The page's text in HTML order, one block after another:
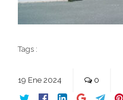
Tags :
19 Ene 2024 0